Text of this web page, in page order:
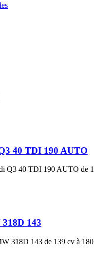
40 TDI 190 AUTO
Q3 40 TDI 190 AUTO de
143
318D 143 de 139 cv à